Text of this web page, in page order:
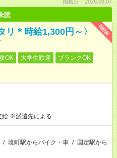
掲載日：2026.08.07
読
NEW
リ＊時給1,300円～〉
OK 大学生歓迎
ブランクOK
給 ※派遣先による
/ 境町駅からバイク・車 / 国定駅から